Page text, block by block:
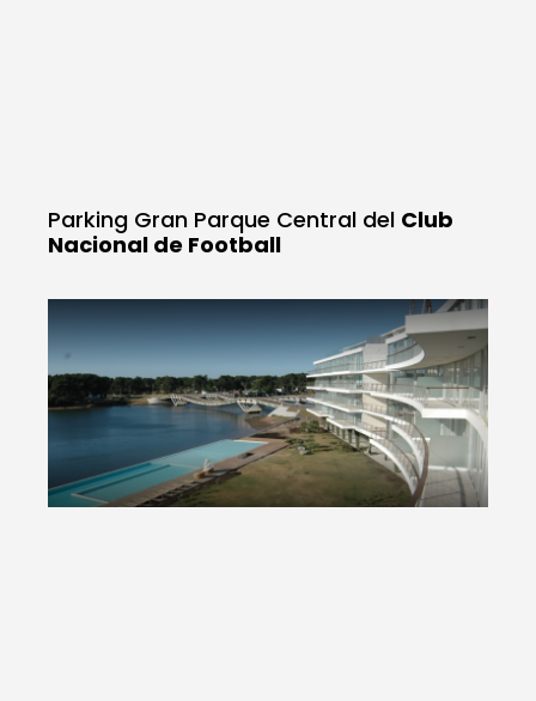
Parking Gran Parque Central del Club
Nacional de Football